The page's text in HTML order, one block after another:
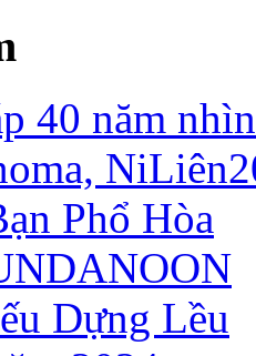
40 năm
Phổ Hòa
Dựng Lều